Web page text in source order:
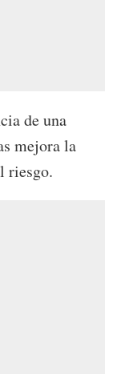
de una
mejora la
riesgo.